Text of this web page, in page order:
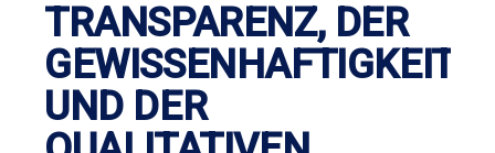
TRANSPARENZ, DER
GEWISSENHAFTIGKEIT
UND DER